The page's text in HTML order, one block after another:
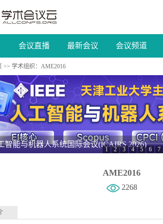
会议直播 最新会议 会议频道
>> 学术组织 ：AME2016
智能与自动化控制国际学术会议（AIAC 2026
1 2 3 4 5 6 7
AME2016
2268